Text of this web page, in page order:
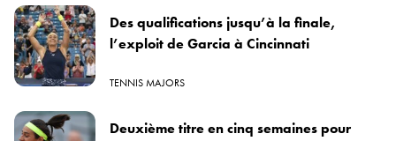
Des qualifications jusqu’à la finale,
l’exploit de Garcia à Cincinnati
TENNIS MAJORS
Deuxième titre en cinq semaines pour